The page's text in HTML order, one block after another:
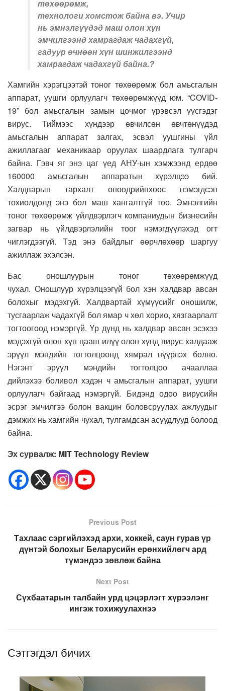
төхөөрөмж,
технологи хомстож байна вэ. Учир
нь эмнэлгүүдэд маш олон хүн
эмчилгээнд хамрагдаж чадахгүй,
гадуур өчнөөн хүн шинжилгээнд
хамрагдаж чадахгүй байна.?
Хамгийн хэрэгцээтэй тоног төхөөрөмж бол амьсгалын
аппарат, уушги орлуулагч төхөөрөмжүүд юм. “COVID-
19” бол амьсгалын замын цочмог үрэвсэл үүсгэдэг
вирус. Тиймээс хүндээр өвчилсөн өвчтөнүүдэд
амьсгалын аппарат залгах, эсвэл уушгины үйл
ажиллагааг механикаар оруулах шаардлага тулгарч
байна. Гэвч яг энэ цаг үед АНУ-ын хэмжээнд ердөө
160000 амьсгалын аппаратын хүрэлцээ бий.
Халдварын тархалт өнөөдрийнхөөс нэмэгдсэн
тохиолдолд энэ бол маш хангалтгүй тоо. Эмнэлгийн
тоног төхөөрөмж үйлдвэрлэгч компаниудын бизнесийн
загвар нь үйлдвэрлэлийн тоог нэмэгдүүлэхэд огт
чиглэгдээгүй. Тэд энэ байдлыг өөрчлөхөөр шаргуу
ажиллаж эхэлсэн.
Бас оношлуурын тоног төхөөрөмжүүд
чухал. Оношлуур хүрэлцээгүй бол хэн халдвар авсан
болохыг мэдэхгүй. Халдвартай хүмүүсийг оношилж,
тусгаарлаж чадахгүй бол ямар ч хөл хорио, хязгаарлалт
тогтоогоод нэмэргүй. Үр дүнд нь халдвар авсан эсэхээ
мэдэхгүй олон хүн цааш илүү олон хүнд вирус халдааж
эрүүл мэндийн тогтолцоонд хямрал нүүрлэх болно.
Нэгэнт эрүүл мэндийн тогтолцоо ачааллаа
дийлэхээ боливол хэдэн ч амьсгалын аппарат, уушги
орлуулагч байгаад нэмэргүй. Бидэнд одоо вирусийн
эсрэг эмчилгээ болон вакцин боловсруулах ажлуудыг
дэмжих нь хамгийн чухал, тулгамдсан асуудлууд болоод
байна.
Эх сурвалж: MIT Technology Review
Previous Post
Тахлаас сэргийлэхэд архи, хоккей, саун гурав үр
дүнтэй болохыг Беларусийн ерөнхийлөгч ард
түмэндээ зөвлөж байна
Next Post
Сүхбаатарын талбайн урд цэцэрлэгт хүрээлэнг
ингэж тохижуулахнээ
Сэтгэгдэл бичих